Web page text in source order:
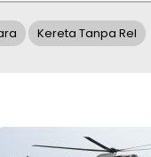
Kereta Tanpa Rel